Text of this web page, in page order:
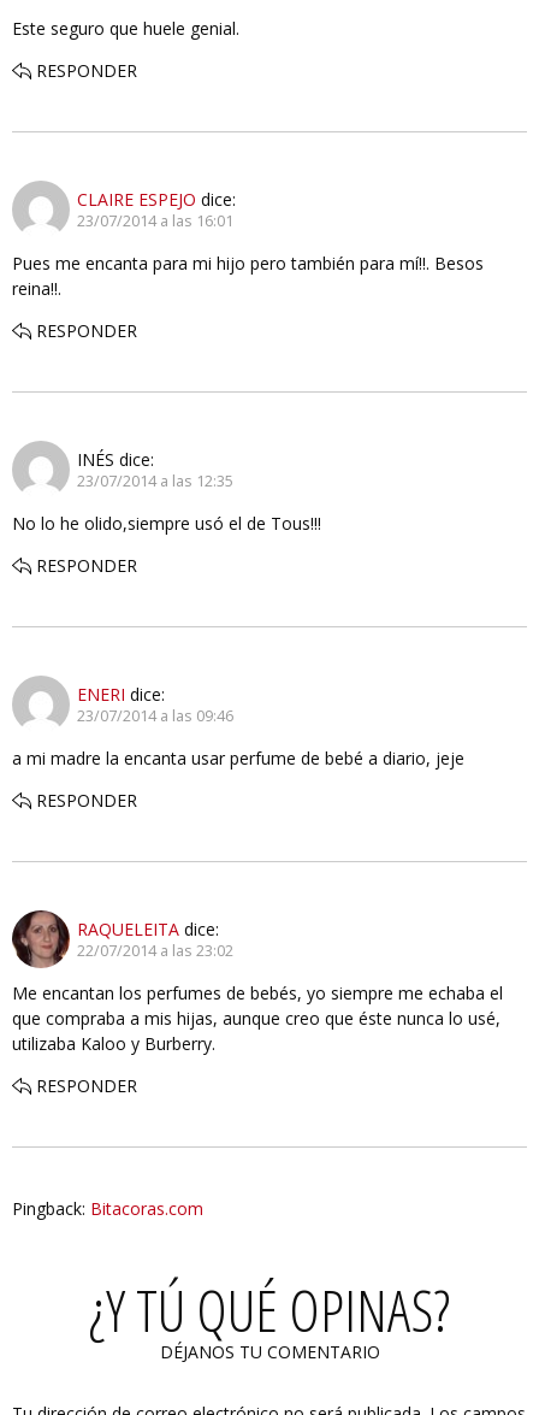
Este seguro que huele genial.
RESPONDER
CLAIRE ESPEJO dice:
23/07/2014 a las 16:01
Pues me encanta para mi hijo pero también para mí!!. Besos
reina!!.
RESPONDER
INÉS dice:
23/07/2014 a las 12:35
No lo he olido,siempre usó el de Tous!!!
RESPONDER
ENERI dice:
23/07/2014 a las 09:46
a mi madre la encanta usar perfume de bebé a diario, jeje
RESPONDER
RAQUELEITA dice:
22/07/2014 a las 23:02
Me encantan los perfumes de bebés, yo siempre me echaba el
que compraba a mis hijas, aunque creo que éste nunca lo usé,
utilizaba Kaloo y Burberry.
RESPONDER
Pingback: Bitacoras.com
¿Y TÚ QUÉ OPINAS?
DÉJANOS TU COMENTARIO